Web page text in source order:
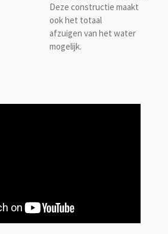
Deze constructie maakt
ook het totaal
afzuigen van het water
mogelijk.